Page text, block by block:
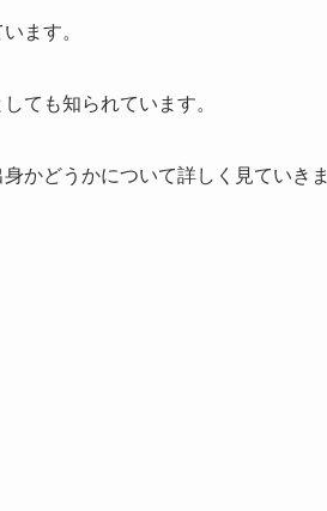
ます。
ても知られています。
かどうかについて詳しく見ていきま